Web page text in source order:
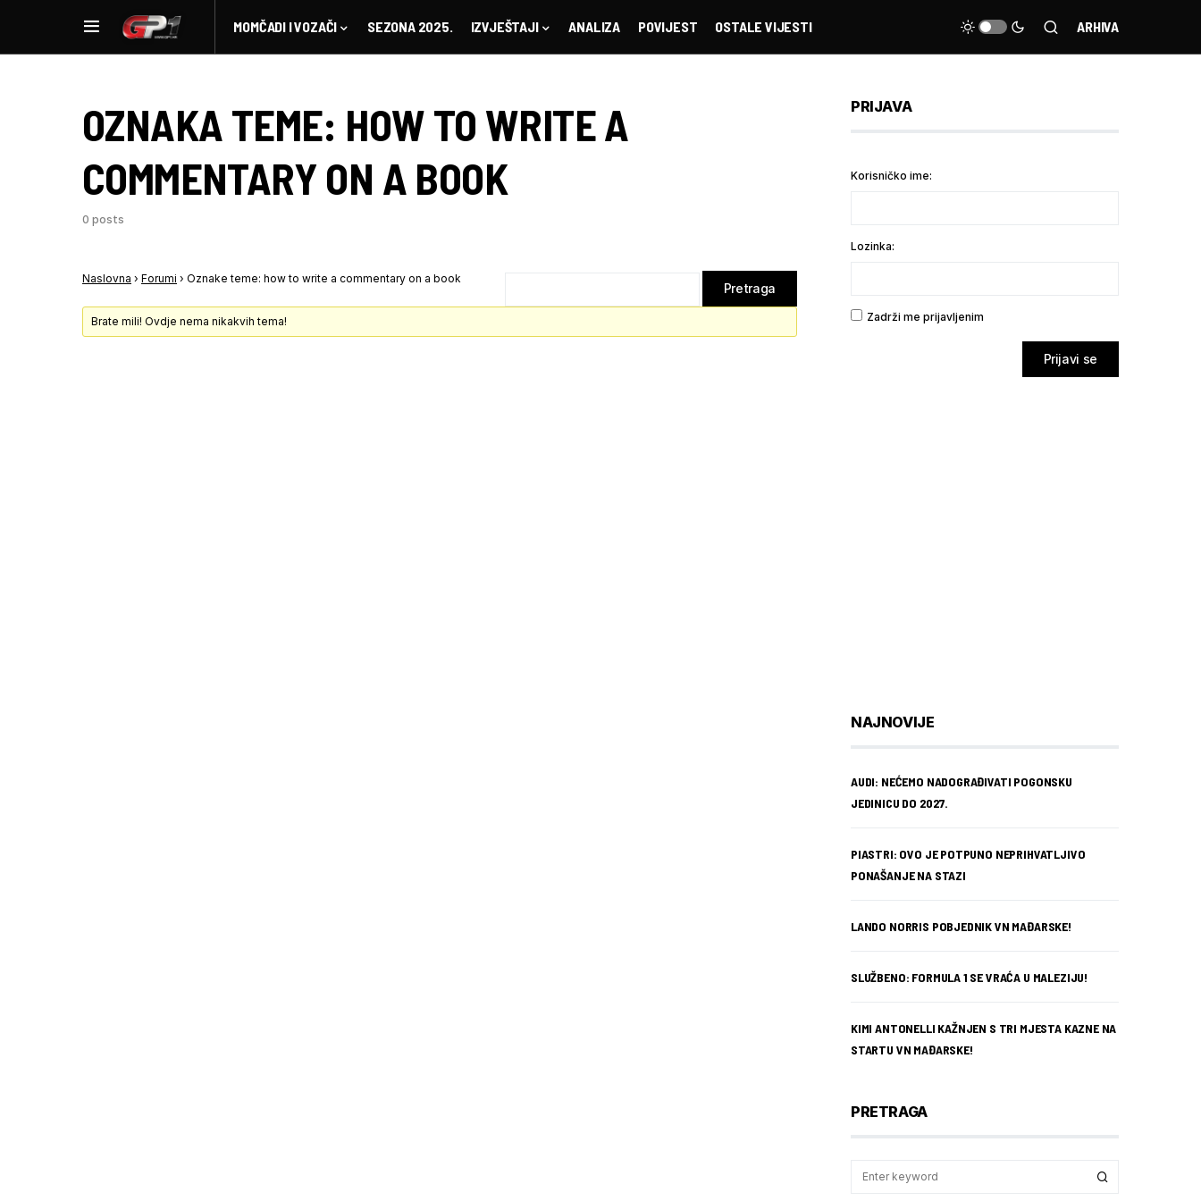
MOMČADI I VOZAČI SEZONA 2025. IZVJEŠTAJI ANALIZA POVIJEST OSTALE VIJESTI ARHIVA
OZNAKA TEME: HOW TO WRITE A
COMMENTARY ON A BOOK
0 posts
Naslovna › Forumi › Oznake teme: how to write a commentary on a book
Brate mili! Ovdje nema nikakvih tema!
PRIJAVA
Korisničko ime:
Lozinka:
Zadrži me prijavljenim
Prijavi se
NAJNOVIJE
AUDI: NEĆEMO NADOGRAĐIVATI POGONSKU
JEDINICU DO 2027.
PIASTRI: OVO JE POTPUNO NEPRIHVATLJIVO
PONAŠANJE NA STAZI
LANDO NORRIS POBJEDNIK VN MAĐARSKE!
SLUŽBENO: FORMULA 1 SE VRAĆA U MALEZIJU!
KIMI ANTONELLI KAŽNJEN S TRI MJESTA KAZNE NA
STARTU VN MAĐARSKE!
PRETRAGA